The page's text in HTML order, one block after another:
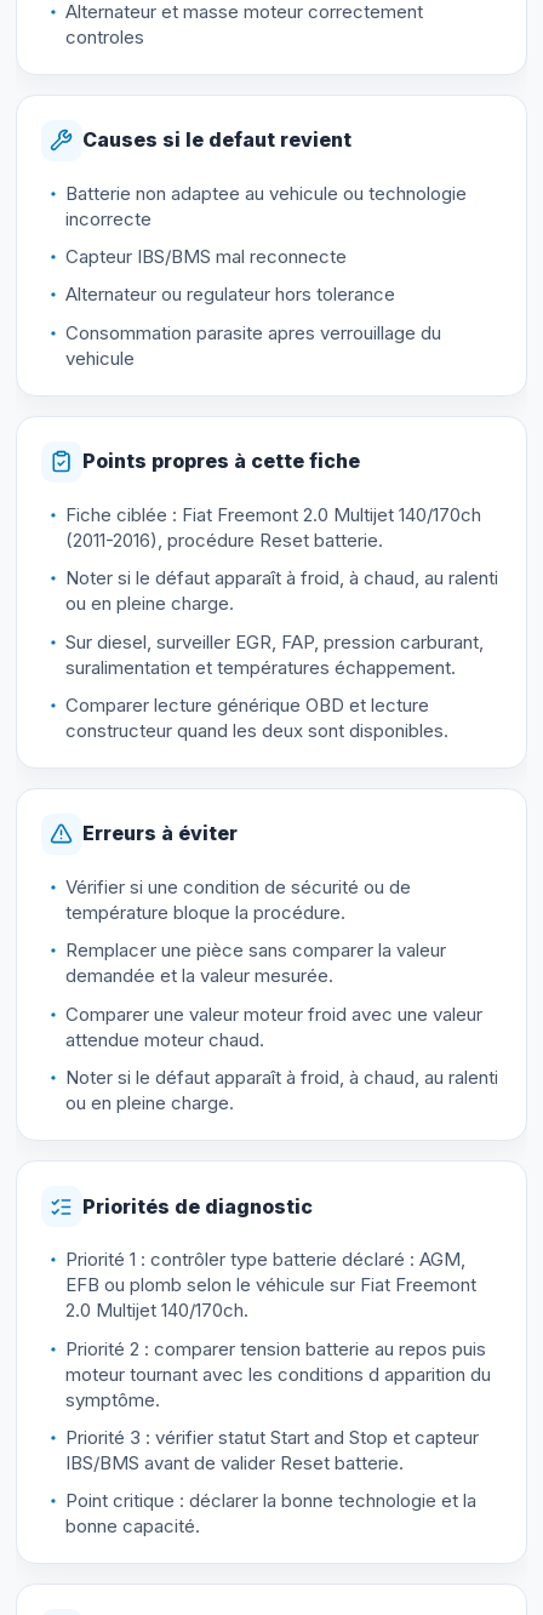
Alternateur et masse moteur correctement
controles
Causes si le defaut revient
Batterie non adaptee au vehicule ou technologie
incorrecte
Capteur IBS/BMS mal reconnecte
Alternateur ou regulateur hors tolerance
Consommation parasite apres verrouillage du
vehicule
Points propres à cette fiche
Fiche ciblée : Fiat Freemont 2.0 Multijet 140/170ch
(2011-2016), procédure Reset batterie.
Noter si le défaut apparaît à froid, à chaud, au ralenti
ou en pleine charge.
Sur diesel, surveiller EGR, FAP, pression carburant,
suralimentation et températures échappement.
Comparer lecture générique OBD et lecture
constructeur quand les deux sont disponibles.
Erreurs à éviter
Vérifier si une condition de sécurité ou de
température bloque la procédure.
Remplacer une pièce sans comparer la valeur
demandée et la valeur mesurée.
Comparer une valeur moteur froid avec une valeur
attendue moteur chaud.
Noter si le défaut apparaît à froid, à chaud, au ralenti
ou en pleine charge.
Priorités de diagnostic
Priorité 1 : contrôler type batterie déclaré : AGM,
EFB ou plomb selon le véhicule sur Fiat Freemont
2.0 Multijet 140/170ch.
Priorité 2 : comparer tension batterie au repos puis
moteur tournant avec les conditions d apparition du
symptôme.
Priorité 3 : vérifier statut Start and Stop et capteur
IBS/BMS avant de valider Reset batterie.
Point critique : déclarer la bonne technologie et la
bonne capacité.